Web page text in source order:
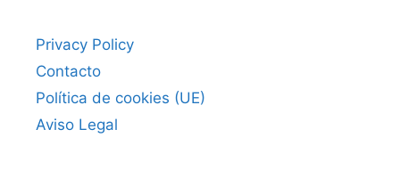
Privacy Policy
Contacto
Política de cookies (UE)
Aviso Legal